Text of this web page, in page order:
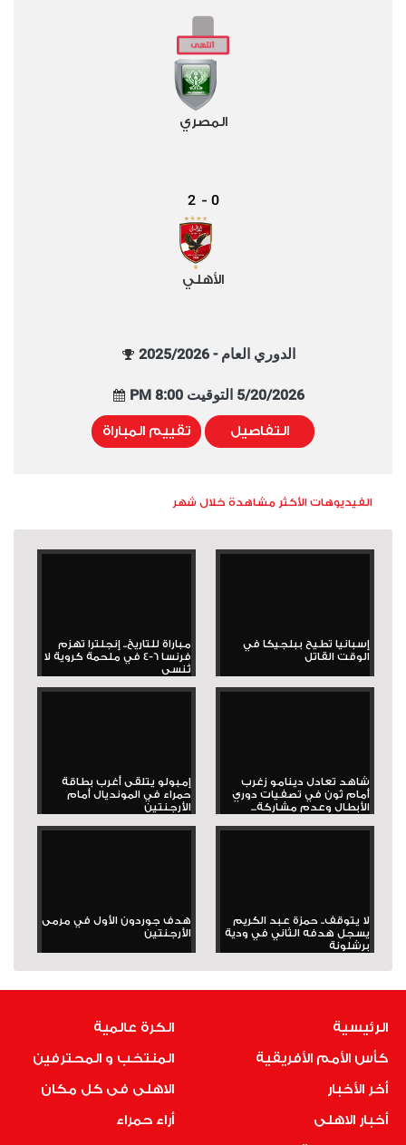
المصري
0
-
2
الأهلي
الدوري العام - 2025/2026
5/20/2026 التوقيت 8:00 PM
التفاصيل تقييم المباراة
الفيديوهات الأكثر مشاهدة خلال شهر
إسبانيا تطيح ببلجيكا في
الوقت القاتل
مباراة للتاريخ.. إنجلترا تهزم
فرنسا 6-4 في ملحمة كروية لا
تُنسى
شاهد تعادل دينامو زغرب
أمام ثون في تصفيات دوري
الأبطال وعدم مشاركة...
إمبولو يتلقى أغرب بطاقة
حمراء في المونديال أمام
الأرجنتين
لا يتوقف.. حمزة عبد الكريم
يسجل هدفه الثاني في ودية
برشلونة
هدف جوردون الأول في مرمى
الأرجنتين
الرئيسية
كأس الأمم الأفريقية
أخر الأخبار
أخبار الاهلى
الكرة عالمية
المنتخب و المحترفين
الاهلى فى كل مكان
أراء حمراء